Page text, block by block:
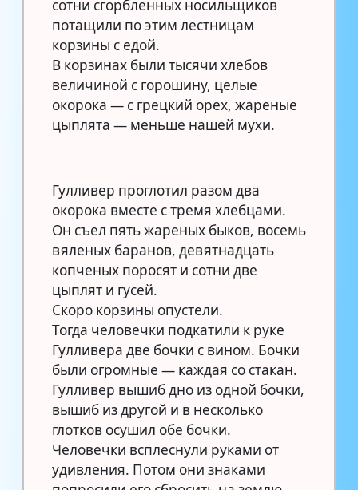
сотни сгорбленных носильщиков
потащили по этим лестницам
корзины с едой.
В корзинах были тысячи хлебов
величиной с горошину, целые
окорока — с грецкий орех, жареные
цыплята — меньше нашей мухи.
Гулливер проглотил разом два
окорока вместе с тремя хлебцами.
Он съел пять жареных быков, восемь
вяленых баранов, девятнадцать
копченых поросят и сотни две
цыплят и гусей.
Скоро корзины опустели.
Тогда человечки подкатили к руке
Гулливера две бочки с вином. Бочки
были огромные — каждая со стакан.
Гулливер вышиб дно из одной бочки,
вышиб из другой и в несколько
глотков осушил обе бочки.
Человечки всплеснули руками от
удивления. Потом они знаками